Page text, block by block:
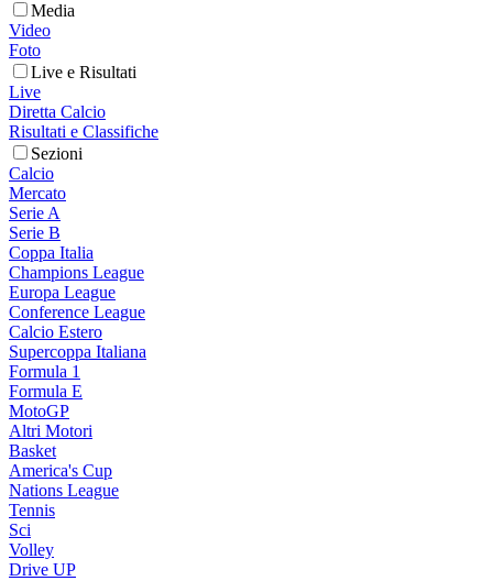
Media
Video
Foto
Live e Risultati
Live
Diretta Calcio
Risultati e Classifiche
Sezioni
Calcio
Mercato
Serie A
Serie B
Coppa Italia
Champions League
Europa League
Conference League
Calcio Estero
Supercoppa Italiana
Formula 1
Formula E
MotoGP
Altri Motori
Basket
America's Cup
Nations League
Tennis
Sci
Volley
Drive UP